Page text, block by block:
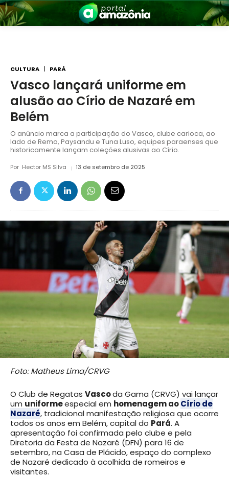
Amazônia
CULTURA PARÁ
Vasco lançará uniforme em
alusão ao Círio de Nazaré em
Belém
O anúncio marca a participação do Vasco, clube carioca, ao
lado de Remo, Paysandu e Tuna Luso, equipes paraenses que
historicamente lançam coleções alusivas ao Círio.
Por Hector MS Silva 13 de setembro de 2025
Foto: Matheus Lima/CRVG
O Club de Regatas Vascoda Gama (CRVG) vai lançar
um uniformeespecial em homenagem aoCírio de
Nazaré, tradicional manifestação religiosa que ocorre
todos os anos em Belém, capital do Pará. A
apresentação foi confirmada pelo clube e pela
Diretoria da Festa de Nazaré (DFN) para 16 de
setembro, na Casa de Plácido, espaço do complexo
de Nazaré dedicado à acolhida de romeiros e
visitantes.